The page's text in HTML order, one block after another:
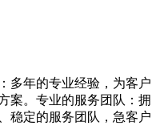
多年的专业经验，为客户
案。专业的服务团队：拥
稳定的服务团队，急客户